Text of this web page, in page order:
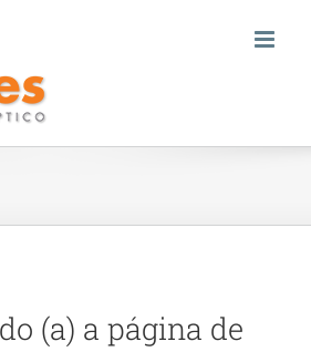
(a) a página de